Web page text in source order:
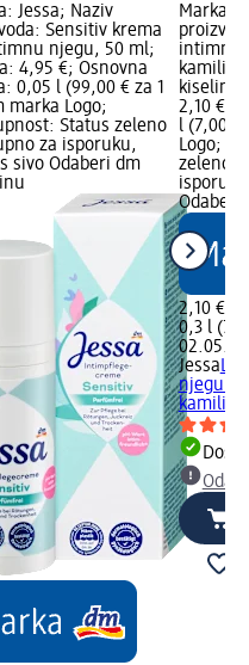
Jessa; Naziv
Sensitiv krema
njegu, 50 ml;
4,95 €; Osnovna
0,05 l (99,00 € za 1
marka Logo;
Status zeleno
za isporuku,
sivo Odaberi dm
Marka:
intimnu
2,10 €;
l (7,00 €
Logo;
zeleno
Odaberi
2,10 €
0,3 l
Jessa
njegu s
kamilice